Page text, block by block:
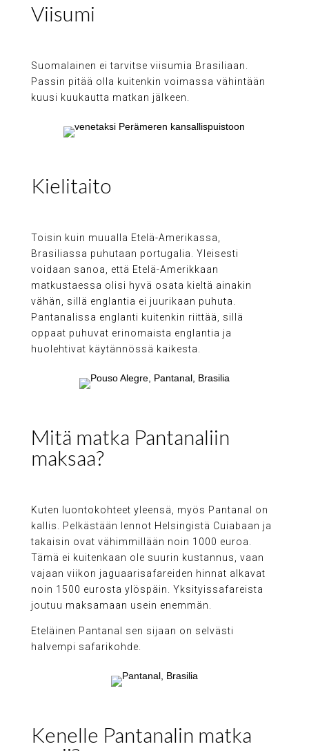
Viisumi
Suomalainen ei tarvitse viisumia Brasiliaan.
Passin pitää olla kuitenkin voimassa vähintään
kuusi kuukautta matkan jälkeen.
Kielitaito
Toisin kuin muualla Etelä-Amerikassa,
Brasiliassa puhutaan portugalia. Yleisesti
voidaan sanoa, että Etelä-Amerikkaan
matkustaessa olisi hyvä osata kieltä ainakin
vähän, sillä englantia ei juurikaan puhuta.
Pantanalissa englanti kuitenkin riittää, sillä
oppaat puhuvat erinomaista englantia ja
huolehtivat käytännössä kaikesta.
Mitä matka Pantanaliin
maksaa?
Kuten luontokohteet yleensä, myös Pantanal on
kallis. Pelkästään lennot Helsingistä Cuiabaan ja
takaisin ovat vähimmillään noin 1000 euroa.
Tämä ei kuitenkaan ole suurin kustannus, vaan
vajaan viikon jaguaarisafareiden hinnat alkavat
noin 1500 eurosta ylöspäin. Yksityissafareista
joutuu maksamaan usein enemmän.
Eteläinen Pantanal sen sijaan on selvästi
halvempi safarikohde.
Kenelle Pantanalin matka